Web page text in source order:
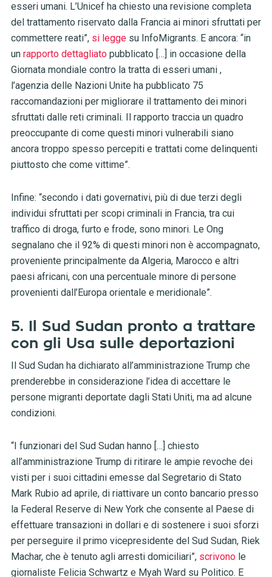
esseri umani. L’Unicef ha chiesto una revisione completa
del trattamento riservato dalla Francia ai minori sfruttati per
commettere reati”, si leggesu InfoMigrants. E ancora: “in
un rapporto dettagliato pubblicato […] in occasione della
Giornata mondiale contro la tratta di esseri umani ,
l’agenzia delle Nazioni Unite ha pubblicato 75
raccomandazioni per migliorare il trattamento dei minori
sfruttati dalle reti criminali. Il rapporto traccia un quadro
preoccupante di come questi minori vulnerabili siano
ancora troppo spesso percepiti e trattati come delinquenti
piuttosto che come vittime”.
Infine: “secondo i dati governativi, più di due terzi degli
individui sfruttati per scopi criminali in Francia, tra cui
traffico di droga, furto e frode, sono minori. Le Ong
segnalano che il 92% di questi minori non è accompagnato,
proveniente principalmente da Algeria, Marocco e altri
paesi africani, con una percentuale minore di persone
provenienti dall’Europa orientale e meridionale”.
5. Il Sud Sudan pronto a trattare
con gli Usa sulle deportazioni
Il Sud Sudan ha dichiarato all’amministrazione Trump che
prenderebbe in considerazione l’idea di accettare le
persone migranti deportate dagli Stati Uniti, ma ad alcune
condizioni.
“I funzionari del Sud Sudan hanno […] chiesto
all’amministrazione Trump di ritirare le ampie revoche dei
visti per i suoi cittadini emesse dal Segretario di Stato
Mark Rubio ad aprile, di riattivare un conto bancario presso
la Federal Reserve di New York che consente al Paese di
effettuare transazioni in dollari e di sostenere i suoi sforzi
per perseguire il primo vicepresidente del Sud Sudan, Riek
Machar, che è tenuto agli arresti domiciliari”, scrivonole
giornaliste Felicia Schwartz e Myah Ward su Politico. E